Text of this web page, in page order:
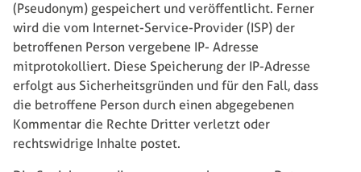
(Pseudonym) gespeichert und veröffentlicht. Ferner
wird die vom Internet-Service-Provider (ISP) der
betroffenen Person vergebene IP- Adresse
mitprotokolliert. Diese Speicherung der IP-Adresse
erfolgt aus Sicherheitsgründen und für den Fall, dass
die betroffene Person durch einen abgegebenen
Kommentar die Rechte Dritter verletzt oder
rechtswidrige Inhalte postet.